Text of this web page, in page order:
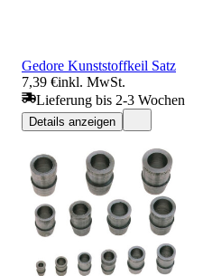
Gedore Kunststoffkeil Satz
7,39 €inkl. MwSt.
Lieferung bis 2-3 Wochen
Details anzeigen